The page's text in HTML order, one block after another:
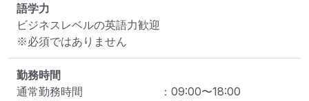
語学力
ビジネスレベルの英語力歓迎
※必須ではありません
勤務時間
通常勤務時間
： 09:00〜18:00